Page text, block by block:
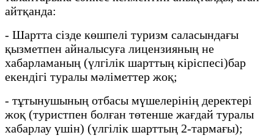
айтқанда:
- Шартта сізде көшпелі туризм саласындағы
қызметпен айналысуға лицензияның не
хабарламаның (үлгілік шарттың кіріспесі)бар
екендігі туралы мәліметтер жоқ;
- тұтынушының отбасы мүшелерінің деректері
жоқ (туристпен болған төтенше жағдай туралы
хабарлау үшін) (үлгілік шарттың 2-тармағы);